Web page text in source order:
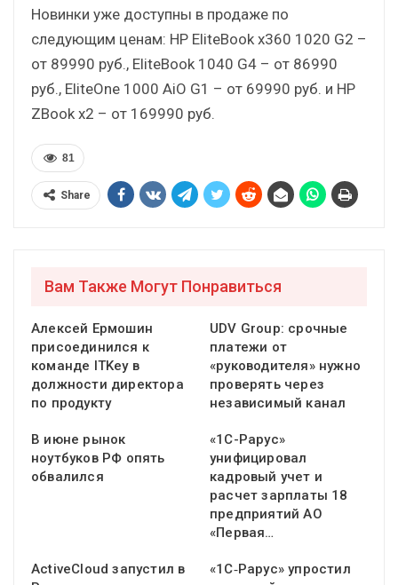
Новинки уже доступны в продаже по
следующим ценам: HP EliteBook x360 1020 G2 –
от 89990 руб., EliteBook 1040 G4 – от 86990
руб., EliteOne 1000 AiO G1 – от 69990 руб. и HP
ZBook x2 – от 169990 руб.
81
Share
Вам Также Могут Понравиться
Алексей Ермошин
присоединился к
команде ITKey в
должности директора
по продукту
UDV Group: срочные
платежи от
«руководителя» нужно
проверять через
независимый канал
В июне рынок
ноутбуков РФ опять
обвалился
«1С-Рарус»
унифицировал
кадровый учет и
расчет зарплаты 18
предприятий АО
«Первая…
ActiveCloud запустил в
«1С‑Рарус» упростил